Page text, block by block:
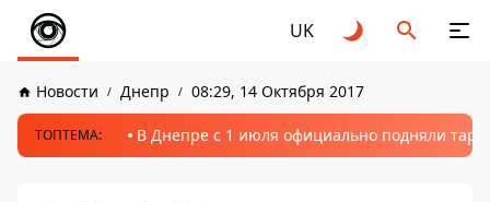
UK
Новости Днепр 08:29, 14 Октября 2017
ТОПТЕМА: В Днепре с 1 июля официально подняли